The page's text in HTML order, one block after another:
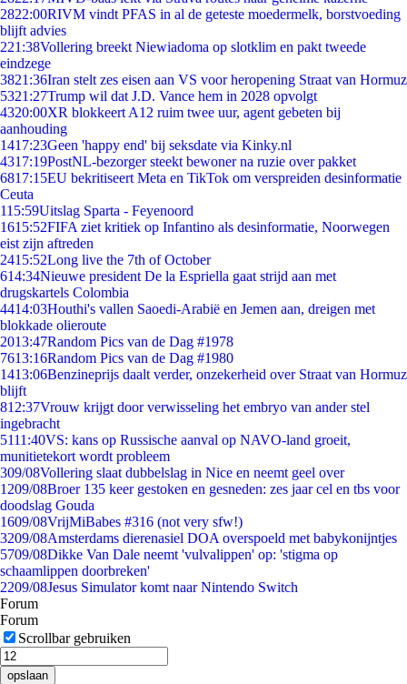
2822:00RIVM vindt PFAS in al de geteste moedermelk, borstvoeding
blijft advies
221:38Vollering breekt Niewiadoma op slotklim en pakt tweede
eindzege
3821:36Iran stelt zes eisen aan VS voor heropening Straat van Hormuz
5321:27Trump wil dat J.D. Vance hem in 2028 opvolgt
4320:00XR blokkeert A12 ruim twee uur, agent gebeten bij
aanhouding
1417:23Geen 'happy end' bij seksdate via Kinky.nl
4317:19PostNL-bezorger steekt bewoner na ruzie over pakket
6817:15EU bekritiseert Meta en TikTok om verspreiden desinformatie
Ceuta
115:59Uitslag Sparta - Feyenoord
1615:52FIFA ziet kritiek op Infantino als desinformatie, Noorwegen
eist zijn aftreden
2415:52Long live the 7th of October
614:34Nieuwe president De la Espriella gaat strijd aan met
drugskartels Colombia
4414:03Houthi's vallen Saoedi-Arabië en Jemen aan, dreigen met
blokkade olieroute
2013:47Random Pics van de Dag #1978
7613:16Random Pics van de Dag #1980
1413:06Benzineprijs daalt verder, onzekerheid over Straat van Hormuz
blijft
812:37Vrouw krijgt door verwisseling het embryo van ander stel
ingebracht
5111:40VS: kans op Russische aanval op NAVO-land groeit,
munitietekort wordt probleem
309/08Vollering slaat dubbelslag in Nice en neemt geel over
1209/08Broer 135 keer gestoken en gesneden: zes jaar cel en tbs voor
doodslag Gouda
1609/08VrijMiBabes #316 (not very sfw!)
3209/08Amsterdams dierenasiel DOA overspoeld met babykonijntjes
5709/08Dikke Van Dale neemt 'vulvalippen' op: 'stigma op
schaamlippen doorbreken'
2209/08Jesus Simulator komt naar Nintendo Switch
Forum
Forum
Scrollbar gebruiken
opslaan